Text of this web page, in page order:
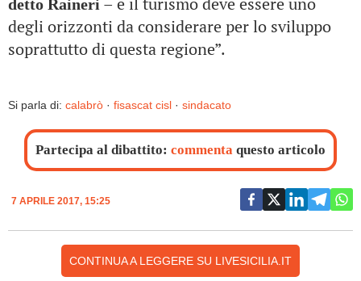
detto Raineri
degli orizzonti da considerare per lo sviluppo
soprattutto di questa regione”.
Si parla di: calabrò · fisascat cisl · sindacato
Partecipa al dibattito: commenta questo articolo
7 APRILE 2017, 15:25
CONTINUA A LEGGERE SU LIVESICILIA.IT